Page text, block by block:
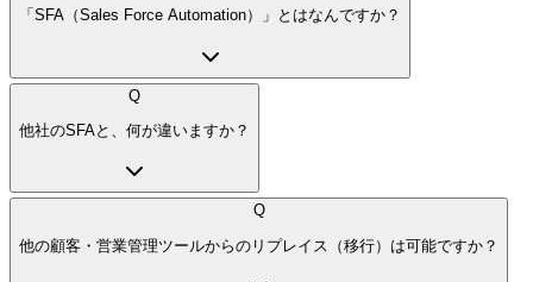
「SFA（Sales Force Automation）」とはなんですか？
Q
他社のSFAと、何が違いますか？
Q
他の顧客・営業管理ツールからのリプレイス（移行）は可能ですか？